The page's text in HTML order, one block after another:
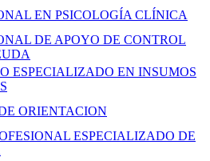
EN PSICOLOGÍA CLÍNICA
DE APOYO DE CONTROL
ESPECIALIZADO EN INSUMOS
ORIENTACION
ESPECIALIZADO DE